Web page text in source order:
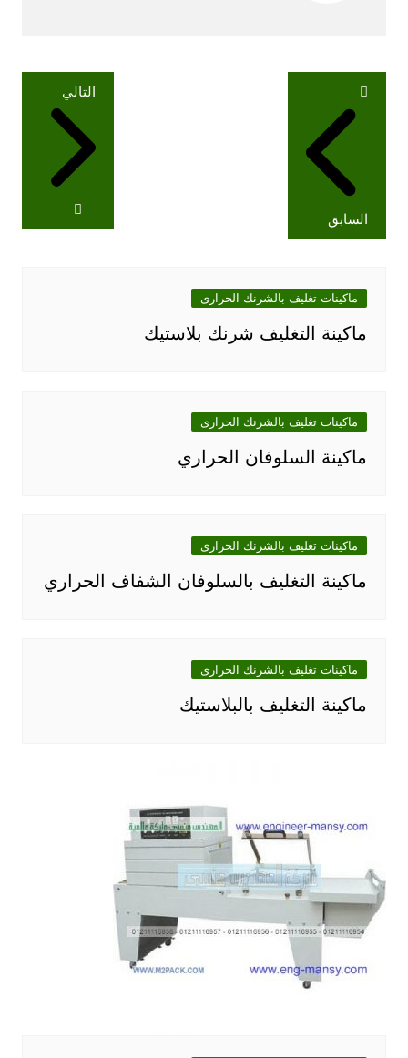
تصفّح
المقالات
السابق
التالي
ماكينات تغليف بالشرنك الحرارى
ماكينة التغليف شرنك بلاستيك
ماكينات تغليف بالشرنك الحرارى
ماكينة السلوفان الحراري
ماكينات تغليف بالشرنك الحرارى
ماكينة التغليف بالسلوفان الشفاف الحراري
ماكينات تغليف بالشرنك الحرارى
ماكينة التغليف بالبلاستيك